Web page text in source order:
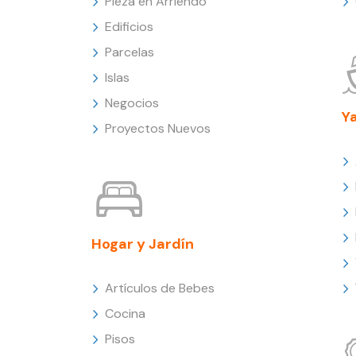
Edificios
Parcelas
Islas
Negocios
Proyectos Nuevos
Hogar y Jardín
Artículos de Bebes
Cocina
Pisos